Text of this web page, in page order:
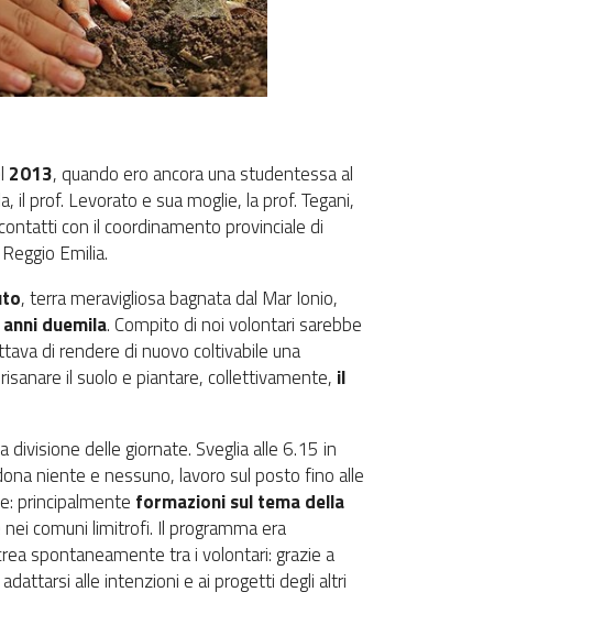
2013, quando ero ancora una studentessa al
il prof. Levorato e sua moglie, la prof. Tegani,
con il coordinamento provinciale di
Emilia.
, terra meravigliosa bagnata dal Mar Ionio,
duemila. Compito di noi volontari sarebbe
di rendere di nuovo coltivabile una
il suolo e piantare, collettivamente, il
delle giornate. Sveglia alle 6.15 in
niente e nessuno, lavoro sul posto fino alle
principalmente formazioni sul tema della
comuni limitrofi. Il programma era
spontaneamente tra i volontari: grazie a
alle intenzioni e ai progetti degli altri